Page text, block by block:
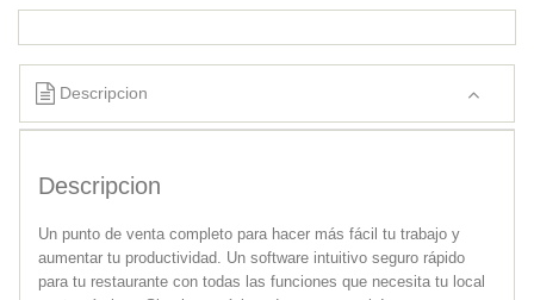
Descripcion
Descripcion
Un punto de venta completo para hacer más fácil tu trabajo y
aumentar tu productividad. Un software intuitivo seguro rápido
para tu restaurante con todas las funciones que necesita tu local